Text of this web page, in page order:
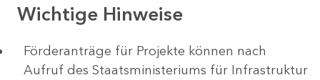
Wichtige Hinweise
Förderanträge für Projekte können nach
Aufruf des Staatsministeriums für Infrastruktur